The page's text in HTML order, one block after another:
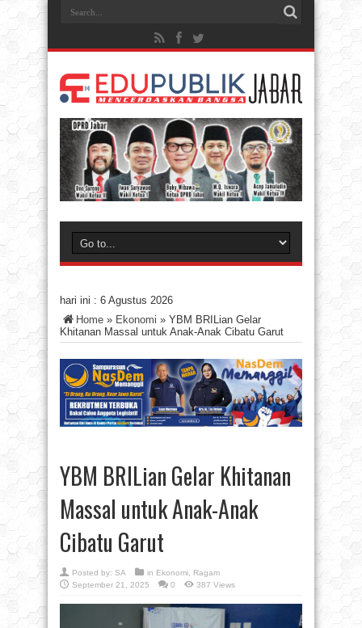
hari ini : 6 Agustus 2026
Home » Ekonomi » YBM BRILian Gelar
Khitanan Massal untuk Anak-Anak Cibatu Garut
YBM BRILian Gelar Khitanan
Massal untuk Anak-Anak
Cibatu Garut
Posted by: SA in Ekonomi
Ragam
September 21, 2025
0 387 Views